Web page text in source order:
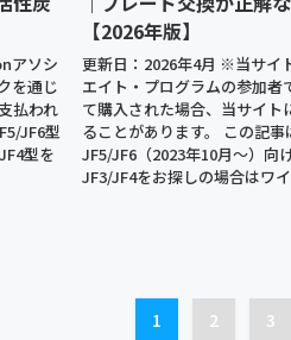
アソシ
を通じ
払われ
JF6型
型を
【2026年版】
更新日：2026年4月 ※当サイ
エイト・プログラムの参加者
て購入された場合、当サイト
ることがあります。 この記事
JF5/JF6（2023年10月〜）向
JF3/JF4をお探しの場合はワ
1 2 3